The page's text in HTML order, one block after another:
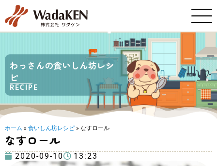
わっさんの食いしん坊レシ
ピ
RECIPE
ホーム » 食いしん坊レシピ» なすロール
なすロール
2020-09-10 13:23